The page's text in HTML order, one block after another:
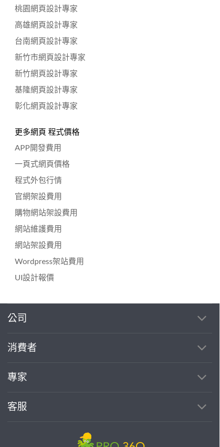
桃園網頁設計專家
高雄網頁設計專家
台南網頁設計專家
新竹市網頁設計專家
新竹網頁設計專家
基隆網頁設計專家
彰化網頁設計專家
更多網頁 程式價格
APP開發費用
一頁式網頁價格
程式外包行情
官網架設費用
購物網站架設費用
網站維護費用
網站架設費用
Wordpress架站費用
UI設計報價
公司
消費者
專家
客服